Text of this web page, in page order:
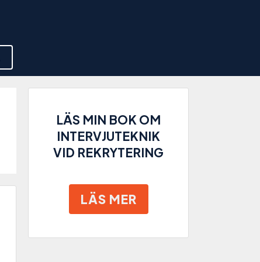
LÄS MIN BOK OM
INTERVJUTEKNIK
VID REKRYTERING
LÄS MER